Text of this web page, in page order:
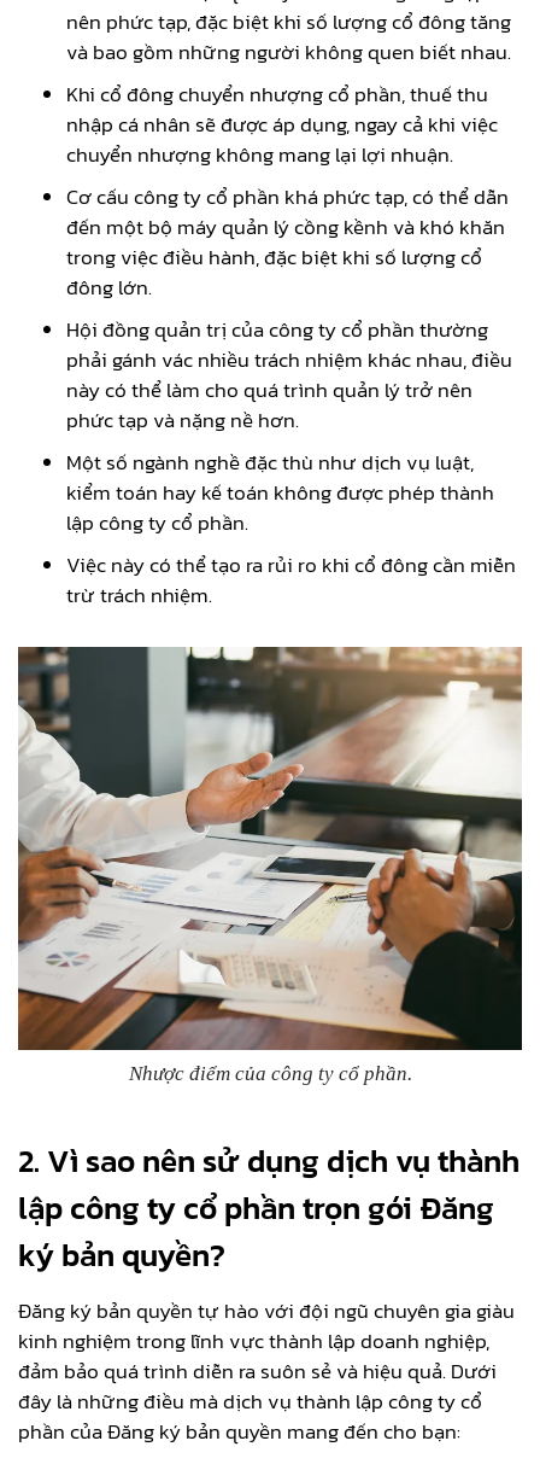
nên phức tạp, đặc biệt khi số lượng cổ đông tăng
và bao gồm những người không quen biết nhau.
Khi cổ đông chuyển nhượng cổ phần, thuế thu
nhập cá nhân sẽ được áp dụng, ngay cả khi việc
chuyển nhượng không mang lại lợi nhuận.
Cơ cấu công ty cổ phần khá phức tạp, có thể dẫn
đến một bộ máy quản lý cồng kềnh và khó khăn
trong việc điều hành, đặc biệt khi số lượng cổ
đông lớn.
Hội đồng quản trị của công ty cổ phần thường
phải gánh vác nhiều trách nhiệm khác nhau, điều
này có thể làm cho quá trình quản lý trở nên
phức tạp và nặng nề hơn.
Một số ngành nghề đặc thù như dịch vụ luật,
kiểm toán hay kế toán không được phép thành
lập công ty cổ phần.
Việc này có thể tạo ra rủi ro khi cổ đông cần miễn
trừ trách nhiệm.
Nhược điểm của công ty cổ phần.
2. Vì sao nên sử dụng dịch vụ thành
lập công ty cổ phần trọn gói Đăng
ký bản quyền?
Đăng ký bản quyền tự hào với đội ngũ chuyên gia giàu
kinh nghiệm trong lĩnh vực thành lập doanh nghiệp,
đảm bảo quá trình diễn ra suôn sẻ và hiệu quả. Dưới
đây là những điều mà dịch vụ thành lập công ty cổ
phần của Đăng ký bản quyền mang đến cho bạn: